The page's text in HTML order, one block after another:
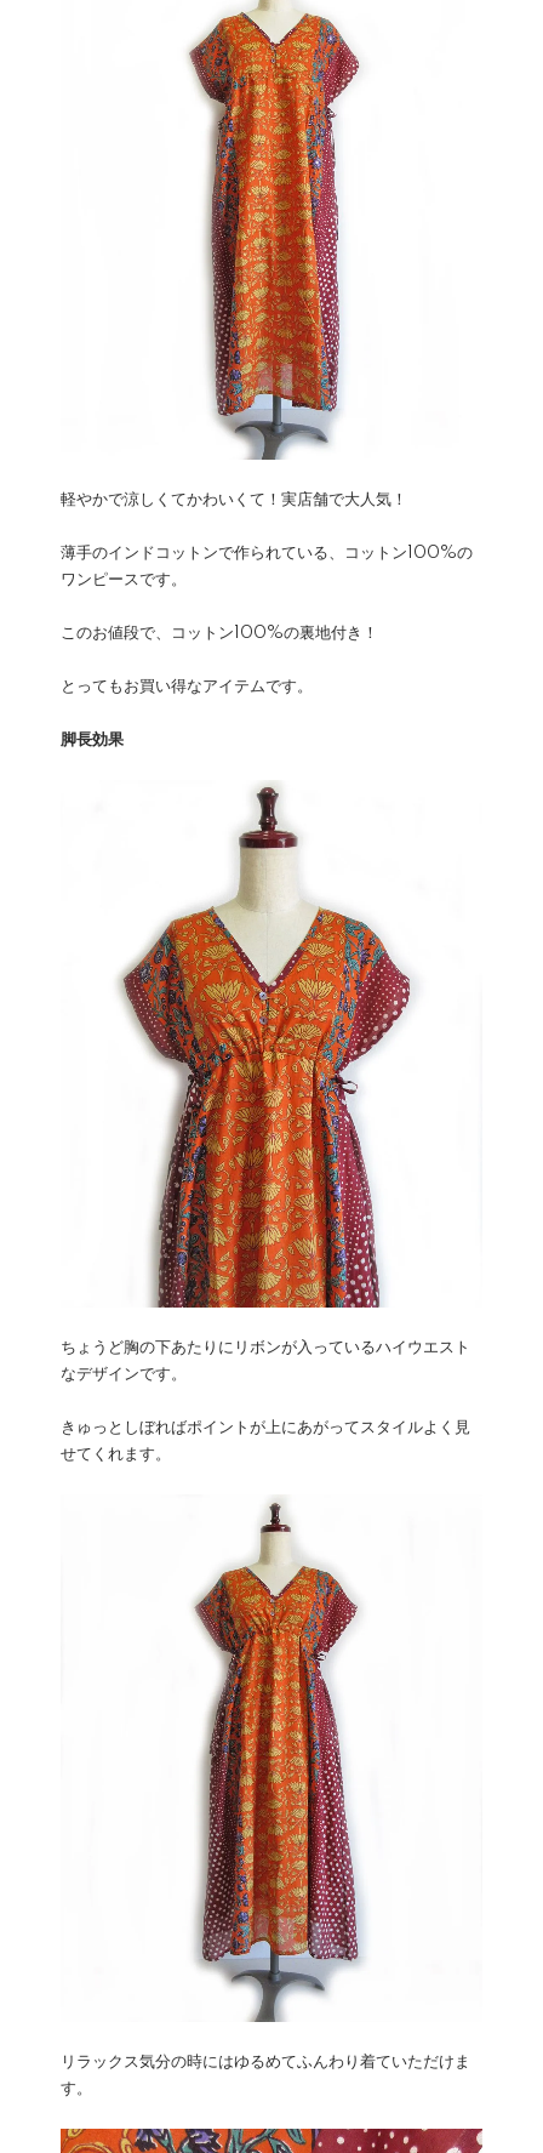
軽やかで涼しくてかわいくて！実店舗で大人気！
薄手のインドコットンで作られている、コットン100%の
ワンピースです。
このお値段で、コットン100%の裏地付き！
とってもお買い得なアイテムです。
脚長効果
ちょうど胸の下あたりにリボンが入っているハイウエスト
なデザインです。
きゅっとしぼればポイントが上にあがってスタイルよく見
せてくれます。
リラックス気分の時にはゆるめてふんわり着ていただけま
す。